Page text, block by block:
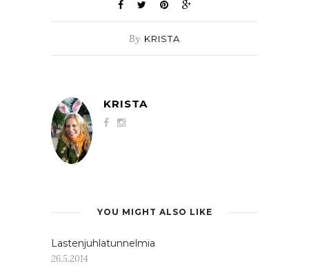
By KRISTA
KRISTA
YOU MIGHT ALSO LIKE
Lastenjuhlatunnelmia
26.5.2014